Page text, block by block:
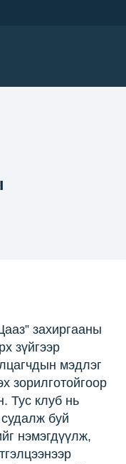
захиргааны
зүйгээр
мэдлэг
зорилготойгоор
Тус клуб нь
буй
нэмэгдүүлж,